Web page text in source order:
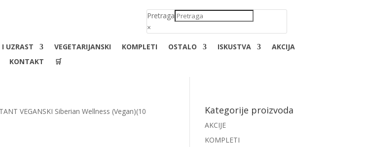
Pretraga
×
I UZRAST VEGETARIJANSKI KOMPLETI OSTALO ISKUSTVA
AKCIJA
KONTAKT
🛒
VEGANSKI Siberian Wellness (Vegan)(10
Kategorije proizvoda
AKCIJE
KOMPLETI